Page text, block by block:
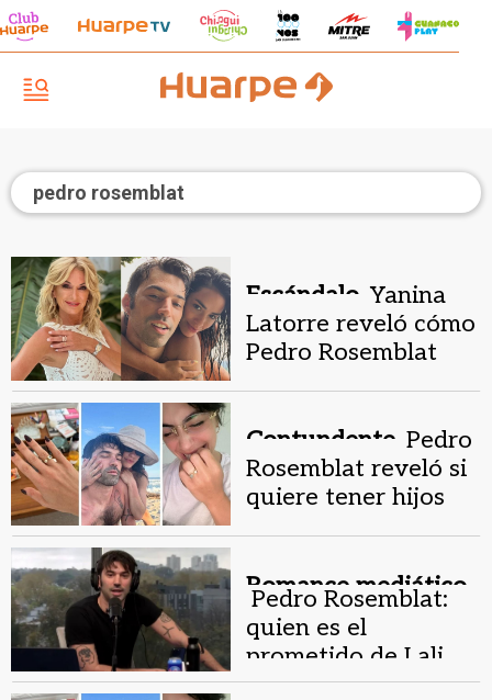
pedro rosemblat
Escándalo. Yanina
Latorre reveló cómo
Pedro Rosemblat
Contundente. Pedro
Rosemblat reveló si
quiere tener hijos
Romance mediático.
Pedro Rosemblat:
quien es el
prometido de Lali
Espósito